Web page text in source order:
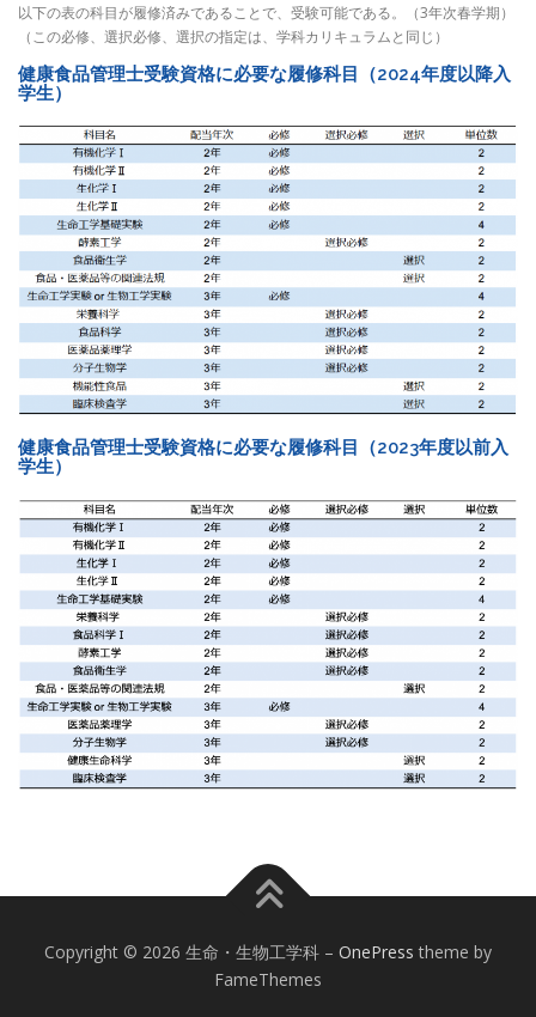
以下の表の科目が履修済みであることで、受験可能である。（3年次春学期）
（この必修、選択必修、選択の指定は、学科カリキュラムと同じ）
健康食品管理士受験資格に必要な履修科目（2024年度以降入
学生）
健康食品管理士受験資格に必要な履修科目（2023年度以前入
学生）
Copyright © 2026 生命・生物工学科 – OnePress theme by
FameThemes